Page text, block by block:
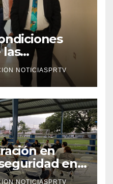
las
NOTICIASPRTV
en
en
NOTICIASPRTV